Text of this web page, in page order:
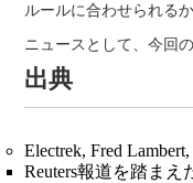
ルールに合わせられる
ニュースとして、今回
出典
Electrek, Fred
Reuters報道を踏まえ